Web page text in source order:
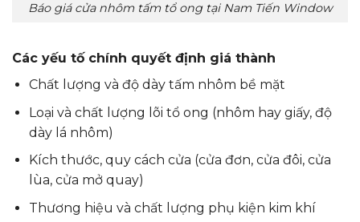
Báo giá cửa nhôm tấm tổ ong tại Nam Tiến Window
Các yếu tố chính quyết định giá thành
Chất lượng và độ dày tấm nhôm bề mặt
Loại và chất lượng lõi tổ ong (nhôm hay giấy, độ
dày lá nhôm)
Kích thước, quy cách cửa (cửa đơn, cửa đôi, cửa
lùa, cửa mở quay)
Thương hiệu và chất lượng phụ kiện kim khí